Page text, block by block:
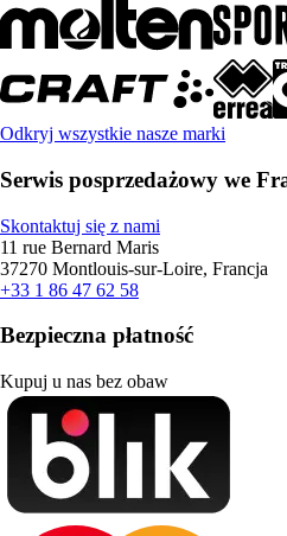
Odkryj wszystkie nasze marki
Serwis posprzedażowy we
Skontaktuj się z nami
11 rue Bernard Maris
37270 Montlouis-sur-Loire, Francja
+33 1 86 47 62 58
Bezpieczna płatność
Kupuj u nas bez obaw